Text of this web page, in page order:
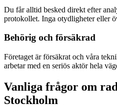
Du får alltid besked direkt efter
protokollet. Inga otydligheter eller
Behörig och försäkrad
Företaget är försäkrat och våra
arbetar med en seriös aktör hela
Vanliga frågor om
Stockholm